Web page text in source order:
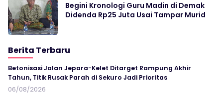
Begini Kronologi Guru Madin di Demak
Didenda Rp25 Juta Usai Tampar Murid
Berita Terbaru
Betonisasi Jalan Jepara-Kelet Ditarget Rampung Akhir
Tahun, Titik Rusak Parah di Sekuro Jadi Prioritas
06/08/2026